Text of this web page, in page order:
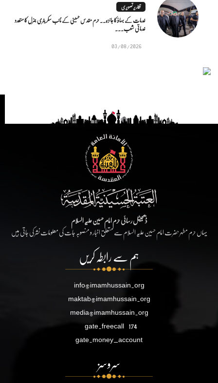
تقاریر تصویری
خدمات کے بہاؤ کا جائزہ.. حرم مقدس حسینی کے نائب سکریٹری جنرل کا متعدد
خدماتی شعب...
03/08/2026
ڈیجیٹل رسائی حرم امام حسین علیہ السلام
یہاں حرم مطہر حضرت امام حسین علیہ السلام سے متعلق اخبار و منصوبہ جات کی معلومات نشر کی جاتی ہیں
ہم سے رابطہ کریں
info@imamhussain.org
maktab@imamhussain.org
media@imamhussain.org
gate.freecall 174
gate.money_account
سروسز